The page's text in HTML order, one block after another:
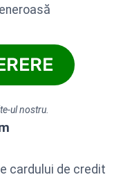
ul nostru.
cardului de credit